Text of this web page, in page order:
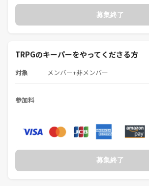
募集終了
TRPGのキーパーをやってくださる方
対象 メンバー+非メンバー
参加料
募集終了